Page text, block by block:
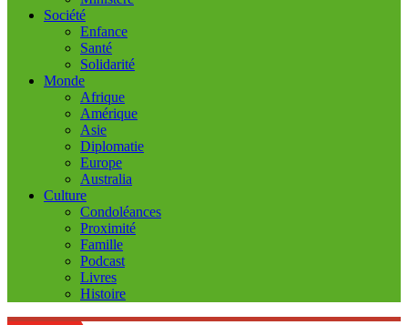
Société
Enfance
Santé
Solidarité
Monde
Afrique
Amérique
Asie
Diplomatie
Europe
Australia
Culture
Condoléances
Proximité
Famille
Podcast
Livres
Histoire